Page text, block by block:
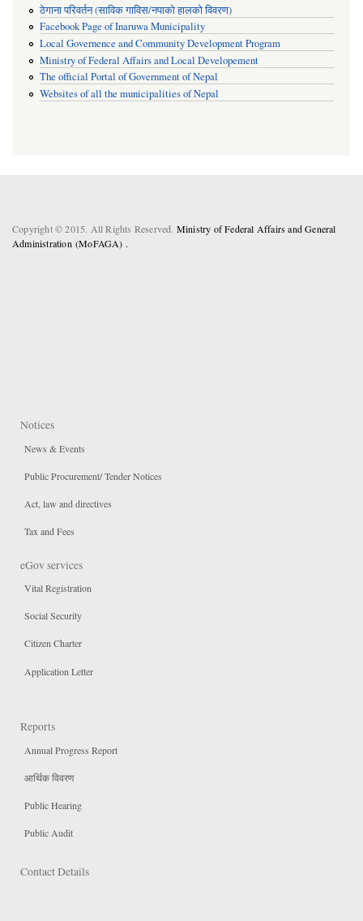
ठेगाना परिवर्तन (साविक गाविस/नपाको हालको विवरण)
Facebook Page of Inaruwa Municipality
Local Governence and Community Development Program
Ministry of Federal Affairs and Local Developement
The official Portal of Government of Nepal
Websites of all the municipalities of Nepal
Copyright © 2015. All Rights Reserved. Ministry of Federal Affairs and General
Administration (MoFAGA) .
Notices
News & Events
Public Procurement/ Tender Notices
Act, law and directives
Tax and Fees
eGov services
Vital Registration
Social Security
Citizen Charter
Application Letter
Reports
Annual Progress Report
आर्थिक विवरण
Public Hearing
Public Audit
Contact Details